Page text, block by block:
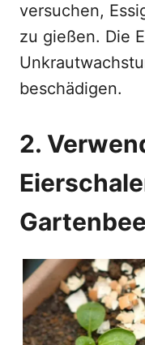
versuchen,
zu gießen. Die
beschädigen.
2.